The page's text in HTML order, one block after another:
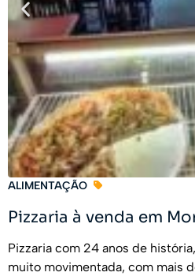
ALIMENTAÇÃO
Pizzaria à venda em
Pizzaria com 24 anos de
muito movimentada, com mais